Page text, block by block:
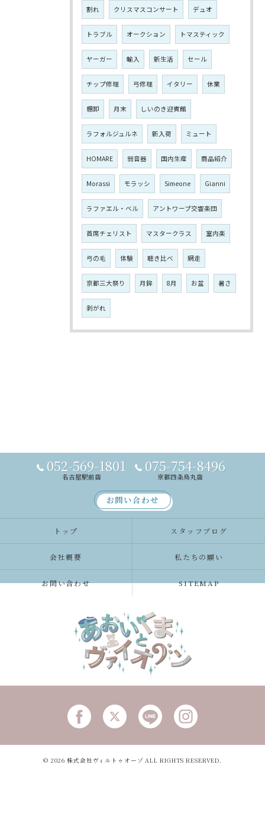
割れ クリスマスコンサート デュオ
トラブル オークション トマスティック
ヤーガー 輸入 新生活 セール
チップ修理 弓修理 イタリー 休業
棚卸 月末 しいのき迎賓館
ラフォルジュルネ 新入荷 ミュート
HOMARE 弱音器 国内生産 商品紹介
Morassi モラッシ Simeone Gianni
ラファエル・ベル アントワープ交響楽団
首席チェリスト マスタークラス 室内楽
弓の毛 体験 聴き比べ 網走
京都三大祭り 月鉾 8月 お盆 暑さ
剥がれ
052-569-1801
名古屋駅前店
075-754-8496
京都四条烏丸店
お問い合わせ
トップ スタッフブログ
会社概要 私たちの願い
お問い合わせ SITEMAP
© 2026 株式会社ヴィルトゥオーゾ ALL RIGHTS RESERVED.